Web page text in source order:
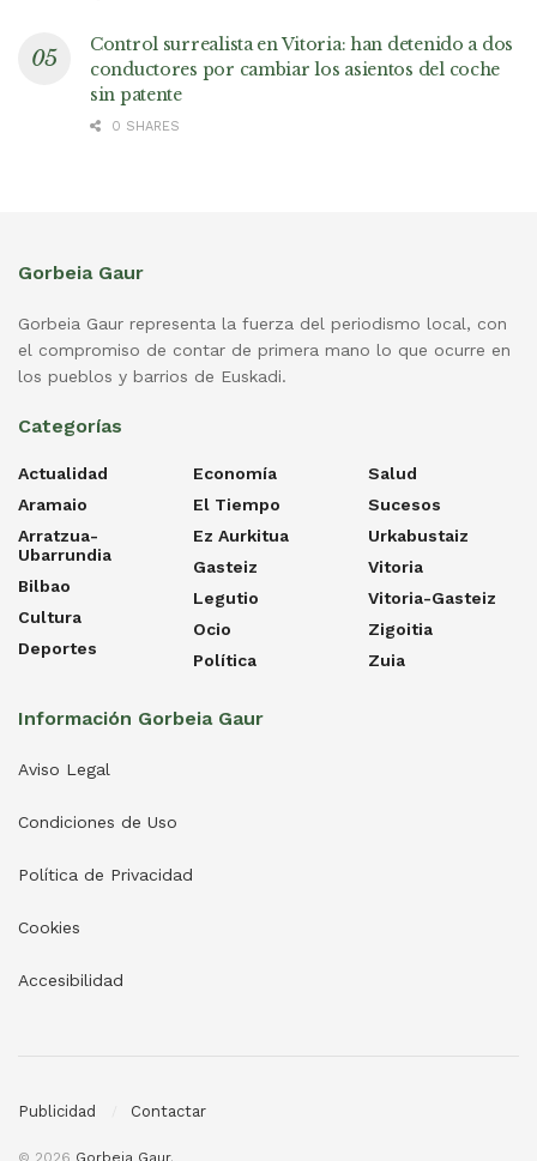
Control surrealista en Vitoria: han detenido a dos
conductores por cambiar los asientos del coche
sin patente
0 SHARES
Gorbeia Gaur
Gorbeia Gaur representa la fuerza del periodismo local, con
el compromiso de contar de primera mano lo que ocurre en
los pueblos y barrios de Euskadi.
Categorías
Actualidad
Aramaio
Arratzua-
Ubarrundia
Bilbao
Cultura
Deportes
Economía
El Tiempo
Ez Aurkitua
Gasteiz
Legutio
Ocio
Política
Salud
Sucesos
Urkabustaiz
Vitoria
Vitoria-Gasteiz
Zigoitia
Zuia
Información Gorbeia Gaur
Aviso Legal
Condiciones de Uso
Política de Privacidad
Cookies
Accesibilidad
Publicidad Contactar
© 2026 Gorbeia Gaur.